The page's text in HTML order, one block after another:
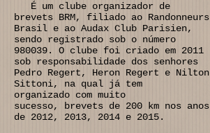
É um clube organizador de
brevets BRM, filiado ao Randonneurs
Brasil e ao Audax Club Parisien,
sendo registrado sob o número
980039. O clube foi criado em 2011
sob responsabilidade dos senhores
Pedro Regert, Heron Regert e Nilton
Sittoni, na qual já tem
organizado com muito
sucesso, brevets de 200 km nos anos
de 2012, 2013, 2014 e 2015.